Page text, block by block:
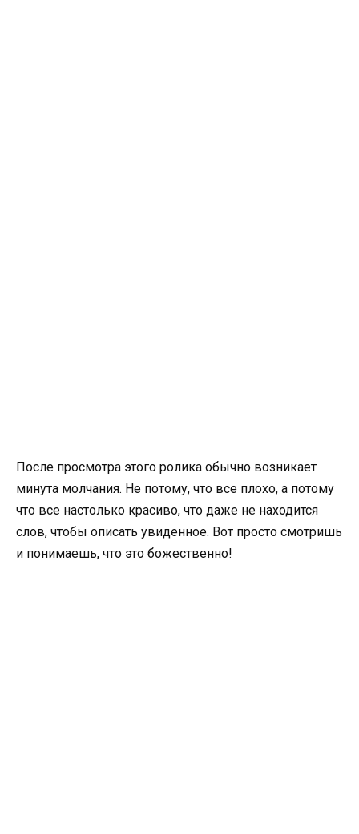
После просмотра этого ролика обычно возникает
минута молчания. Не потому, что все плохо, а потому
что все настолько красиво, что даже не находится
слов, чтобы описать увиденное. Вот просто смотришь
и понимаешь, что это божественно!